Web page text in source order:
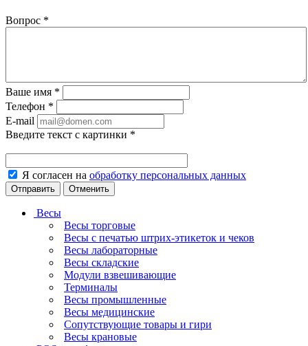
Вопрос *
Ваше имя *
Телефон *
E-mail
Введите текст с картинки *
Я согласен на обработку персональных данных
Отменить
Весы
Весы торговые
Весы с печатью штрих-этикеток и чеков
Весы лабораторные
Весы складские
Модули взвешивающие
Терминалы
Весы промышленные
Весы медицинские
Сопутствующие товары и гири
Весы крановые